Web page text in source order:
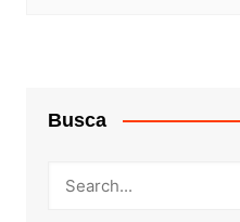
Busca